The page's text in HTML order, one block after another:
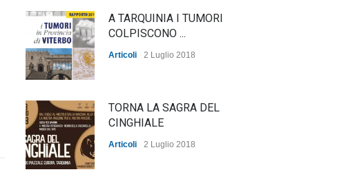
A TARQUINIA I TUMORI
COLPISCONO ...
Articoli 2 Luglio 2018
TORNA LA SAGRA DEL
CINGHIALE
Articoli 2 Luglio 2018